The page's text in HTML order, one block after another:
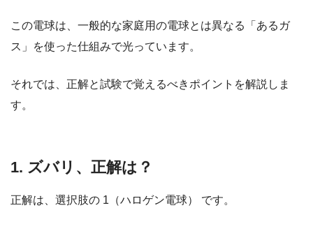
この電球は、一般的な家庭用の電球とは異なる「あるガ
ス」を使った仕組みで光っています。
それでは、正解と試験で覚えるべきポイントを解説しま
す。
1. ズバリ、正解は？
正解は、選択肢の 1（ハロゲン電球） です。